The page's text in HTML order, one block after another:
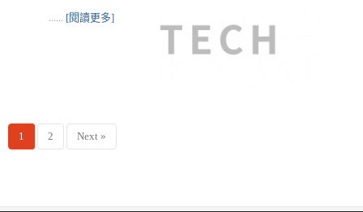
...... [閱讀更多]
1 2 Next »